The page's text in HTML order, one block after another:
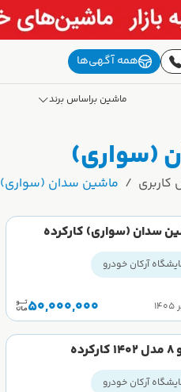
همه آگهی‌ها
ماشین براساس برند
(سواری)
ماشین سدان (سواری)
سدان (سواری) کارکرده
آرکان خودرو
50,000,000
آرکان خودرو